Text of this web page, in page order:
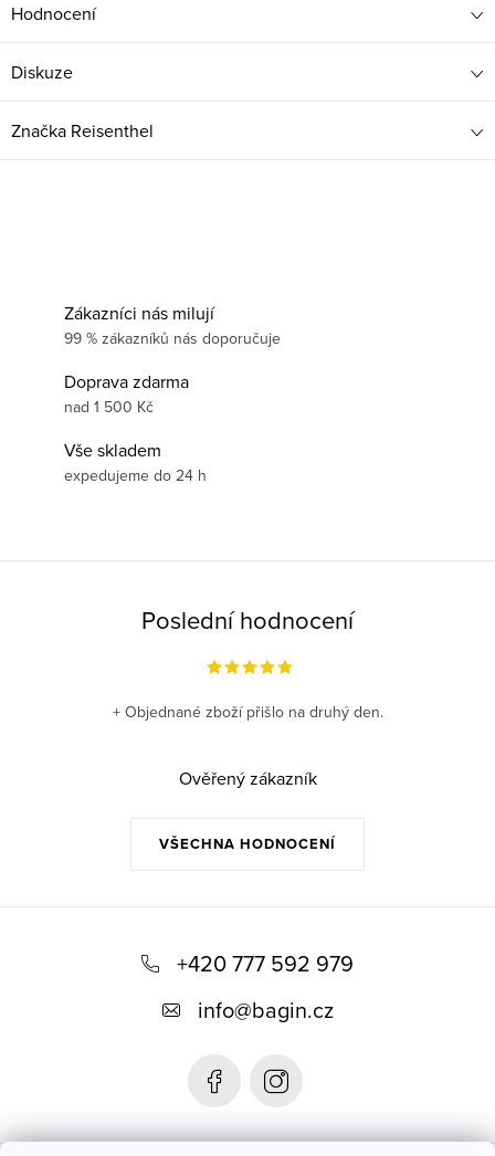
Hodnocení
Diskuze
Značka Reisenthel
Zákazníci nás milují
99 % zákazníků nás doporučuje
Doprava zdarma
nad 1 500 Kč
Vše skladem
expedujeme do 24 h
Poslední hodnocení
VŠECHNA HODNOCENÍ
+ Objednané zboží přišlo na druhý den.
Ověřený zákazník
+420 777 592 979
info@bagin.cz